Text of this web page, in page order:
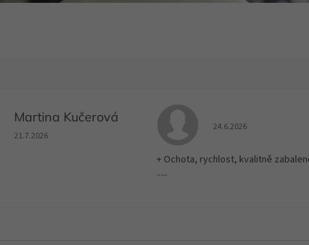
Martina Kučerová
Hodnocení obchodu je 5 z 5 hvězdiček.
21.7.2026
Hodnocení obchodu
24.6.2026
+ Ochota, rychlost, kvalitně
.....